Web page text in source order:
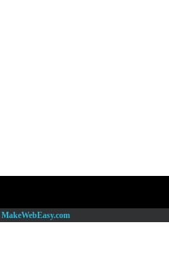
MakeWebEasy.com